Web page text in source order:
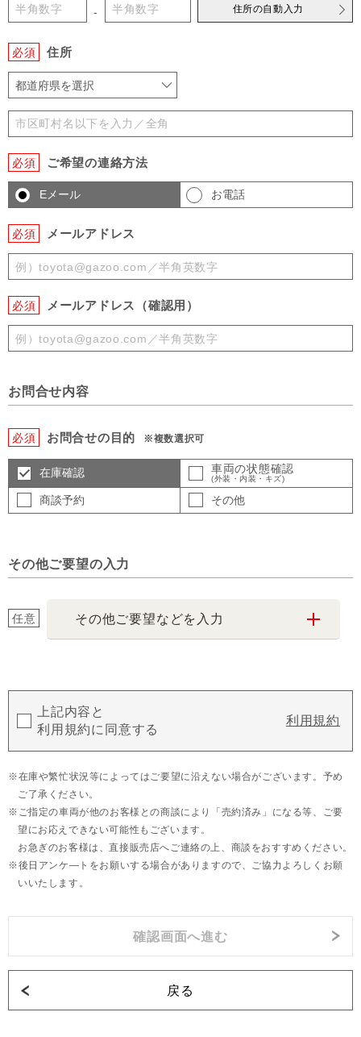
- 住所の自動入力
必須 住所
都道府県を選択
必須 ご希望の連絡方法
Eメール お電話
必須 メールアドレス
必須 メールアドレス（確認用）
お問合せ内容
必須 お問合せの目的 ※複数選択可
在庫確認 車両の状態確認
(外装・内装・キズ)
商談予約 その他
その他ご要望の入力
任意 その他ご要望などを入力
上記内容と
利用規約に同意する
利用規約
在庫や繁忙状況等によってはご要望に沿えない場合がございます。予め
ご了承ください。
ご指定の車両が他のお客様との商談により「売約済み」になる等、ご要
望にお応えできない可能性もございます。
お急ぎのお客様は、直接販売店へご連絡の上、商談をおすすめください。
後日アンケ―トをお願いする場合がありますので、ご協力よろしくお願
いいたします。
戻る